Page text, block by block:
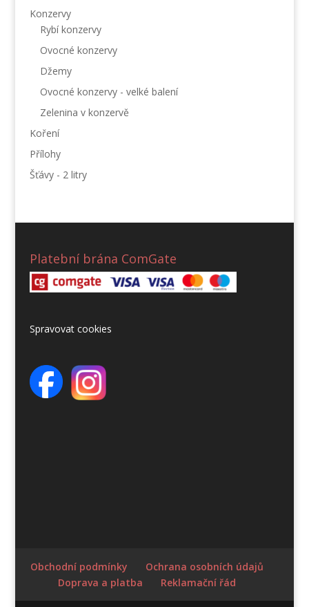
Konzervy
Rybí konzervy
Ovocné konzervy
Džemy
Ovocné konzervy - velké balení
Zelenina v konzervě
Koření
Přílohy
Šťávy - 2 litry
Platební brána ComGate
Spravovat cookies
Obchodní podmínky
Ochrana osobních údajů
Doprava a platba
Reklamační řád